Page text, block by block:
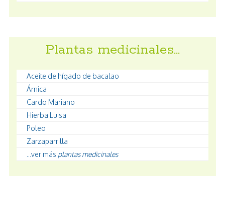
Plantas medicinales…
Aceite de hígado de bacalao
Árnica
Cardo Mariano
Hierba Luisa
Poleo
Zarzaparrilla
...ver más plantas medicinales